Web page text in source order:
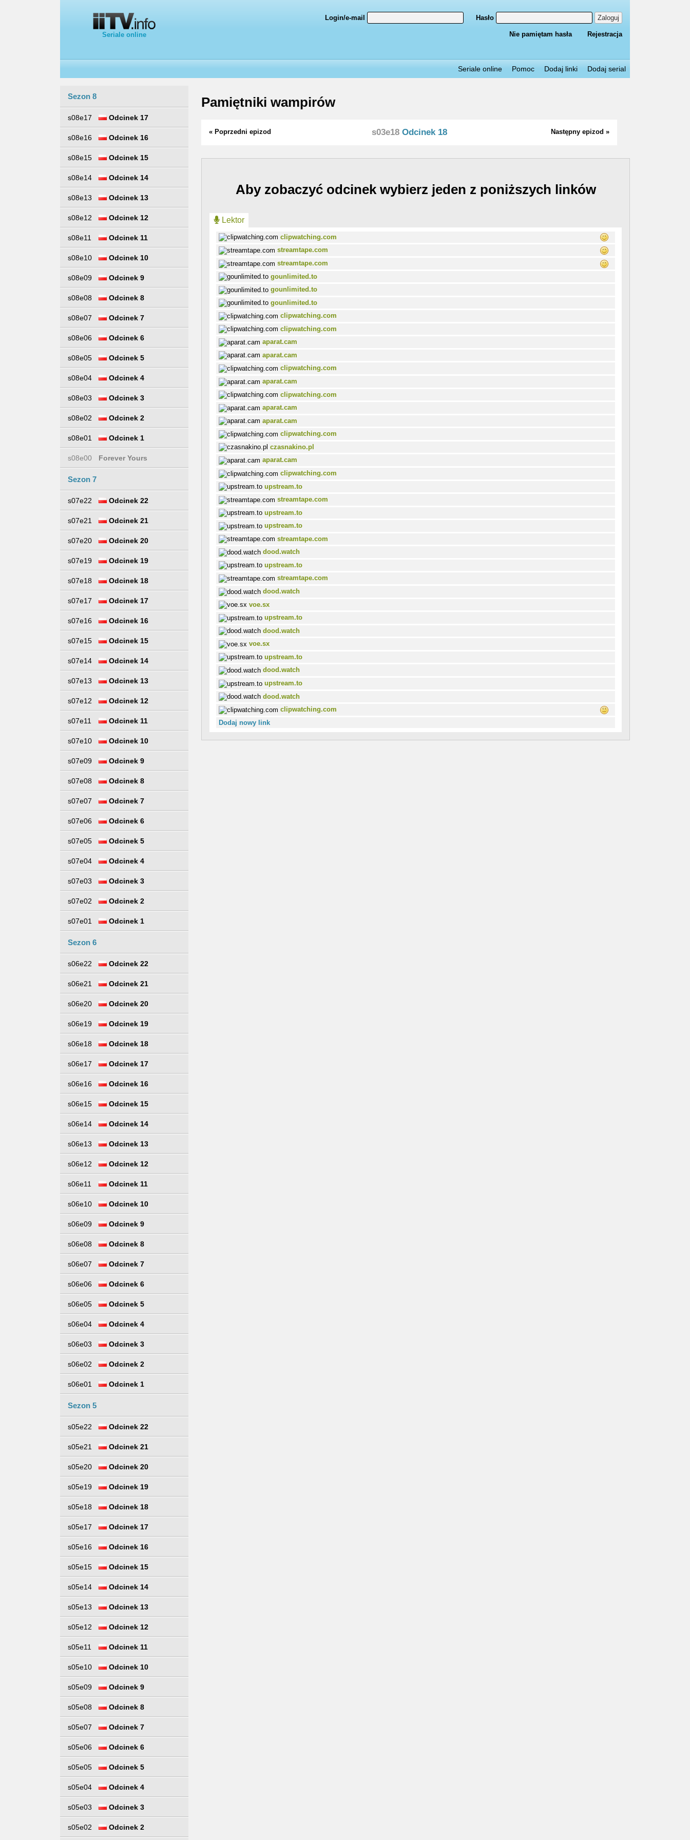
Seriale online
Login/e-mail Hasło Zaloguj
Nie pamiętam hasła Rejestracja
Seriale online Pomoc Dodaj linki Dodaj serial
Sezon 8
s08e17 Odcinek 17
s08e16 Odcinek 16
s08e15 Odcinek 15
s08e14 Odcinek 14
s08e13 Odcinek 13
s08e12 Odcinek 12
s08e11 Odcinek 11
s08e10 Odcinek 10
s08e09 Odcinek 9
s08e08 Odcinek 8
s08e07 Odcinek 7
s08e06 Odcinek 6
s08e05 Odcinek 5
s08e04 Odcinek 4
s08e03 Odcinek 3
s08e02 Odcinek 2
s08e01 Odcinek 1
s08e00 Forever Yours
Sezon 7
s07e22 Odcinek 22
s07e21 Odcinek 21
s07e20 Odcinek 20
s07e19 Odcinek 19
s07e18 Odcinek 18
s07e17 Odcinek 17
s07e16 Odcinek 16
s07e15 Odcinek 15
s07e14 Odcinek 14
s07e13 Odcinek 13
s07e12 Odcinek 12
s07e11 Odcinek 11
s07e10 Odcinek 10
s07e09 Odcinek 9
s07e08 Odcinek 8
s07e07 Odcinek 7
s07e06 Odcinek 6
s07e05 Odcinek 5
s07e04 Odcinek 4
s07e03 Odcinek 3
s07e02 Odcinek 2
s07e01 Odcinek 1
Sezon 6
s06e22 Odcinek 22
s06e21 Odcinek 21
s06e20 Odcinek 20
s06e19 Odcinek 19
s06e18 Odcinek 18
s06e17 Odcinek 17
s06e16 Odcinek 16
s06e15 Odcinek 15
s06e14 Odcinek 14
s06e13 Odcinek 13
s06e12 Odcinek 12
s06e11 Odcinek 11
s06e10 Odcinek 10
s06e09 Odcinek 9
s06e08 Odcinek 8
s06e07 Odcinek 7
s06e06 Odcinek 6
s06e05 Odcinek 5
s06e04 Odcinek 4
s06e03 Odcinek 3
s06e02 Odcinek 2
s06e01 Odcinek 1
Sezon 5
s05e22 Odcinek 22
s05e21 Odcinek 21
s05e20 Odcinek 20
s05e19 Odcinek 19
s05e18 Odcinek 18
s05e17 Odcinek 17
s05e16 Odcinek 16
s05e15 Odcinek 15
s05e14 Odcinek 14
s05e13 Odcinek 13
s05e12 Odcinek 12
s05e11 Odcinek 11
s05e10 Odcinek 10
s05e09 Odcinek 9
s05e08 Odcinek 8
s05e07 Odcinek 7
s05e06 Odcinek 6
s05e05 Odcinek 5
s05e04 Odcinek 4
s05e03 Odcinek 3
s05e02 Odcinek 2
Pamiętniki wampirów
« Poprzedni epizod Następny epizod »
s03e18Odcinek 18
Aby zobaczyć odcinek wybierz jeden z poniższych linków
Lektor
clipwatching.com
streamtape.com
streamtape.com
gounlimited.to
gounlimited.to
gounlimited.to
clipwatching.com
clipwatching.com
aparat.cam
aparat.cam
clipwatching.com
aparat.cam
clipwatching.com
aparat.cam
aparat.cam
clipwatching.com
czasnakino.pl
aparat.cam
clipwatching.com
upstream.to
streamtape.com
upstream.to
upstream.to
streamtape.com
dood.watch
upstream.to
streamtape.com
dood.watch
voe.sx
upstream.to
dood.watch
voe.sx
upstream.to
dood.watch
upstream.to
dood.watch
clipwatching.com
Dodaj nowy link